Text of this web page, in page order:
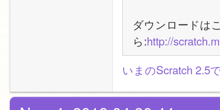
ダウンロードは
ら:http://
いまのScratch 2.5